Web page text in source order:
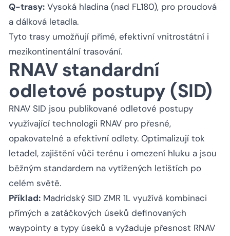
Q-trasy: Vysoká hladina (nad FL180), pro proudová
a dálková letadla.
Tyto trasy umožňují přímé, efektivní vnitrostátní i
mezikontinentální trasování.
RNAV standardní
odletové postupy (SID)
RNAV SID jsou publikované odletové postupy
využívající technologii RNAV pro přesné,
opakovatelné a efektivní odlety. Optimalizují tok
letadel, zajištění vůči terénu i omezení hluku a jsou
běžným standardem na vytížených letištích po
celém světě.
Příklad: Madridský SID ZMR 1L využívá kombinaci
přímých a zatáčkových úseků definovaných
waypointy a typy úseků a vyžaduje přesnost RNAV